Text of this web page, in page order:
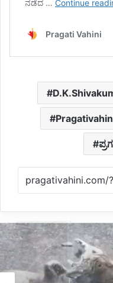
Belagavi News